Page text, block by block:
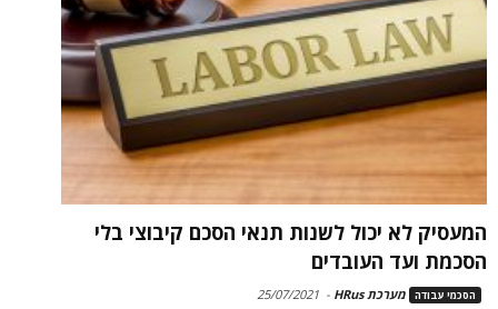
המעסיק לא יכול לשנות תנאי הסכם קיבוצי בלי
הסכמת ועד העובדים
הסכמי עבודה מערכת HRus -
25/07/2021